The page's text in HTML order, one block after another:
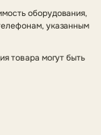
оборудования,
указанным
товара могут быть